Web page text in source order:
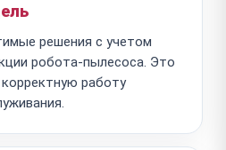
решения с учетом
робота-пылесоса. Это
работу